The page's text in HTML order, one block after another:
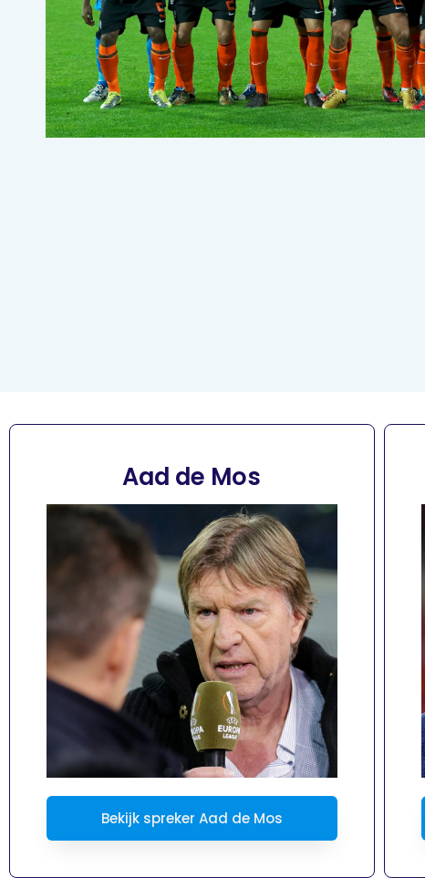
Aad de Mos
Bekijk spreker Aad de Mos